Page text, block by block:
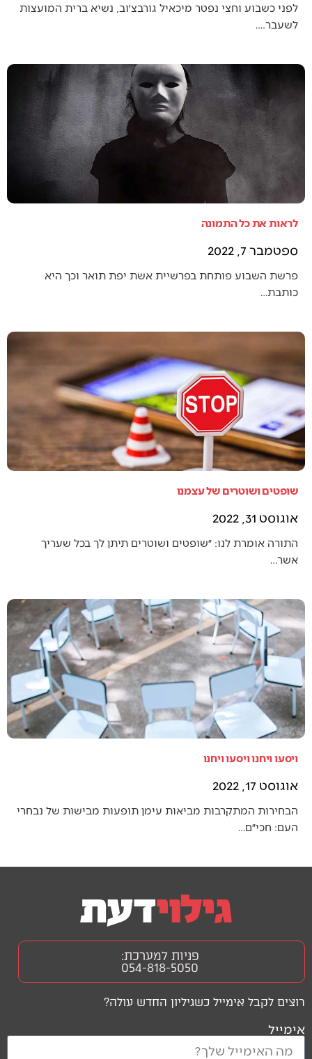
לפני כשבוע וחצי נפטר מיכאיל גורבצ׳וב, נשיא ברית המועצות
לשעבר.…
לראות את כל התמונה
ספטמבר 7, 2022
פרשת השבוע פותחת בפרשיית אשת יפת תואר וכך היא
כותבת…
שופטים ושוטרים של עצמנו
אוגוסט 31, 2022
התורה אומרת לנו: ״שופטים ושוטרים תיתן לך בכל שעריך
אשר…
ויסעו ויחנו ויסעו ויחנו
אוגוסט 17, 2022
הבחירות המתקרבות מביאות עימן תופעות מבישות של נבחרי
העם: חכי״ם…
רוצים לקבל אימייל כשגיליון החדש עולה?
אימייל
פניות למערכת:
054-818-5050